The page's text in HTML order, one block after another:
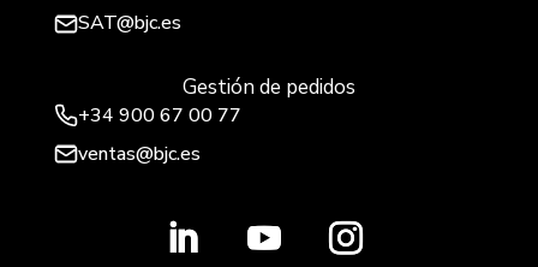
SAT@bjc.es
Gestión de pedidos
+34 900 67 00 77
ventas@bjc.es